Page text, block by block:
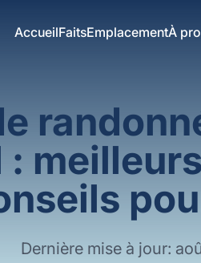
AccueilFaitsEmplacementÀ
:
Dernière mise à jour: